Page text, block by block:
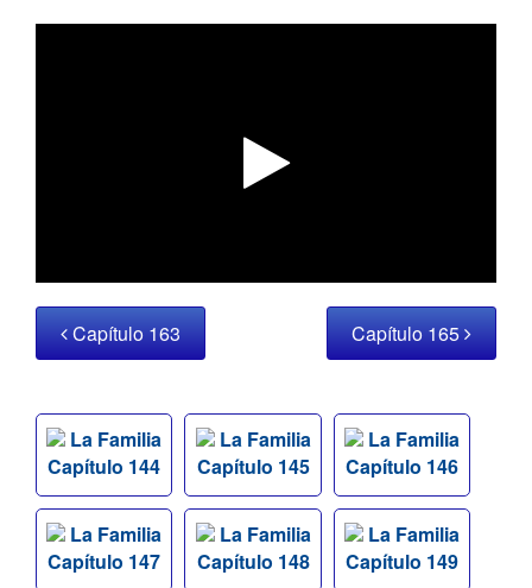
Capítulo 163 Capítulo 165
La Familia
Capítulo 144
La Familia
Capítulo 145
La Familia
Capítulo 146
La Familia
Capítulo 147
La Familia
Capítulo 148
La Familia
Capítulo 149